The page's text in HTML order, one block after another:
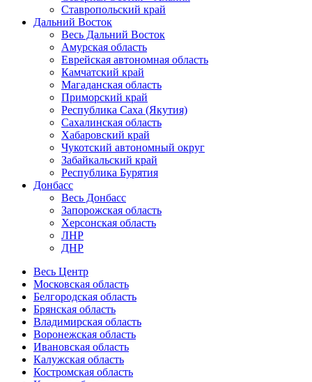
Ставропольский край
Дальний Восток
Весь Дальний Восток
Амурская область
Еврейская автономная область
Камчатский край
Магаданская область
Приморский край
Республика Саха (Якутия)
Сахалинская область
Хабаровский край
Чукотский автономный округ
Забайкальский край
Республика Бурятия
Донбасс
Весь Донбасс
Запорожская область
Херсонская область
ЛНР
ДНР
Весь Центр
Московская область
Белгородская область
Брянская область
Владимирская область
Воронежская область
Ивановская область
Калужская область
Костромская область